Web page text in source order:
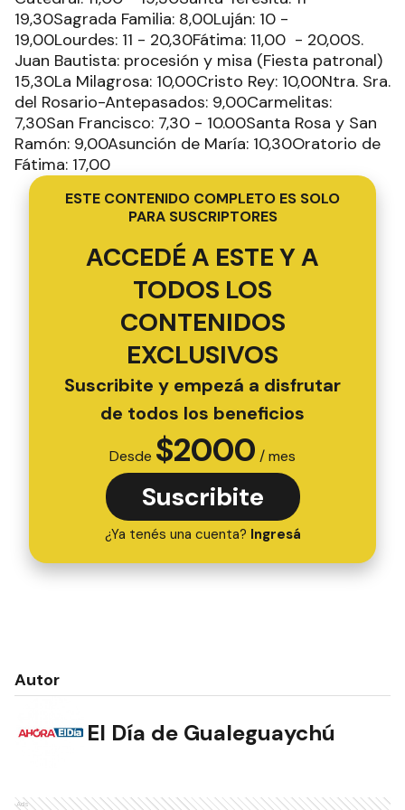
19,30Sagrada Familia: 8,00Luján: 10 -
19,00Lourdes: 11 - 20,30Fátima: 11,00 - 20,00S.
Juan Bautista: procesión y misa (Fiesta patronal)
15,30La Milagrosa: 10,00Cristo Rey: 10,00Ntra. Sra.
del Rosario-Antepasados: 9,00Carmelitas:
7,30San Francisco: 7,30 - 10.00Santa Rosa y San
Ramón: 9,00Asunción de María: 10,30Oratorio de
Fátima: 17,00
ESTE CONTENIDO COMPLETO ES SOLO
PARA SUSCRIPTORES
ACCEDÉ A ESTE Y A
TODOS LOS
CONTENIDOS
EXCLUSIVOS
Suscribite y empezá a disfrutar
de todos los beneficios
Desde $2000 / mes
Suscribite
¿Ya tenés una cuenta? Ingresá
Autor
El Día de Gualeguaychú
Ads